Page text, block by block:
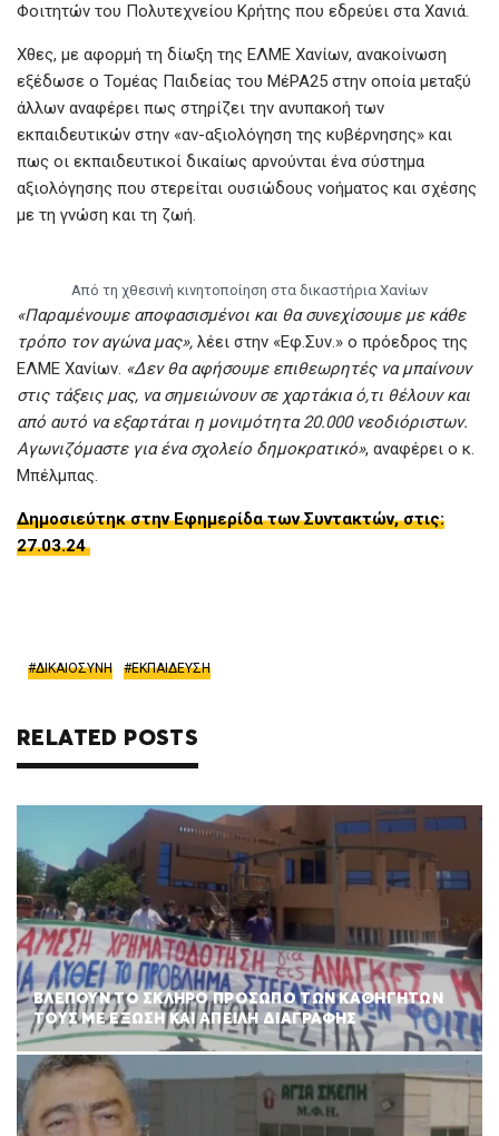
Φοιτητών του Πολυτεχνείου Κρήτης που εδρεύει στα Χανιά.
Χθες, με αφορμή τη δίωξη της ΕΛΜΕ Χανίων, ανακοίνωση
εξέδωσε ο Τομέας Παιδείας του ΜέΡΑ25 στην οποία μεταξύ
άλλων αναφέρει πως στηρίζει την ανυπακοή των
εκπαιδευτικών στην «αν-αξιολόγηση της κυβέρνησης» και
πως οι εκπαιδευτικοί δικαίως αρνούνται ένα σύστημα
αξιολόγησης που στερείται ουσιώδους νοήματος και σχέσης
με τη γνώση και τη ζωή.
Από τη χθεσινή κινητοποίηση στα δικαστήρια Χανίων
«Παραμένουμε αποφασισμένοι και θα συνεχίσουμε με κάθε
τρόπο τον αγώνα μας», λέει στην «Εφ.Συν.» ο πρόεδρος της
ΕΛΜΕ Χανίων. «Δεν θα αφήσουμε επιθεωρητές να μπαίνουν
στις τάξεις μας, να σημειώνουν σε χαρτάκια ό,τι θέλουν και
από αυτό να εξαρτάται η μονιμότητα 20.000 νεοδιόριστων.
Αγωνιζόμαστε για ένα σχολείο δημοκρατικό», αναφέρει ο κ.
Μπέλμπας.
Δημοσιεύτηκ στην Εφημερίδα των Συντακτών, στις:
27.03.24
ΔΙΚΑΙΟΣΥΝΗ ΕΚΠΑΙΔΕΥΣΗ
RELATED POSTS
ΒΛΕΠΟΥΝ ΤΟ ΣΚΛΗΡΟ ΠΡΟΣΩΠΟ ΤΩΝ ΚΑΘΗΓΗΤΩΝ
ΤΟΥΣ ΜΕ ΕΞΩΣΗ ΚΑΙ ΑΠΕΙΛΗ ΔΙΑΓΡΑΦΗΣ